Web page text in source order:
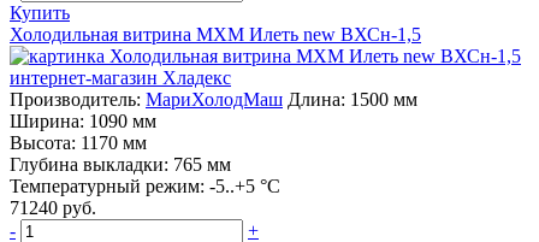
Купить
Холодильная витрина МХМ Илеть new ВХСн-1,5
Производитель: МариХолодМаш Длина: 1500 мм
Ширина: 1090 мм
Высота: 1170 мм
Глубина выкладки: 765 мм
Температурный режим: -5..+5 °C
71240 руб.
-
+